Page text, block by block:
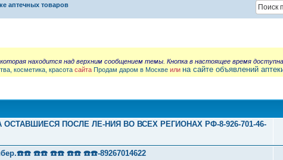
аптечных товаров
находится над верхним сообщением темы. Кнопка в настоящее время
косметика, красота сайта Продам даром в Москве или на сайте объявлений
ОСТАВШИЕСЯ ПОСЛЕ ЛЕ-НИЯ ВО ВСЕХ РЕГИОНАХ РФ-8-926-701-46-
☎️☎️ ☎️☎️ ☎️☎️ ☎️☎️-89267014622